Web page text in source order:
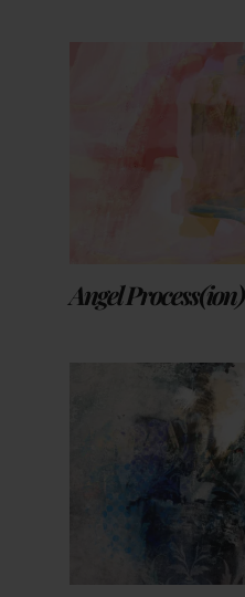
Angel Process(ion)